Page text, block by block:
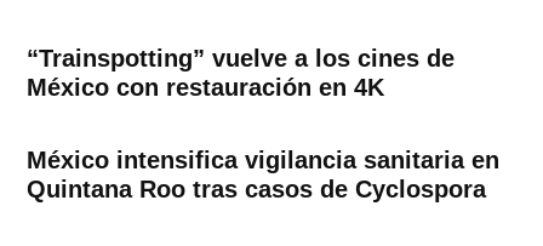
“Trainspotting” vuelve a los cines de
México con restauración en 4K
México intensifica vigilancia sanitaria en
Quintana Roo tras casos de Cyclospora